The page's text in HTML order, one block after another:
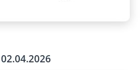
02.04.2026